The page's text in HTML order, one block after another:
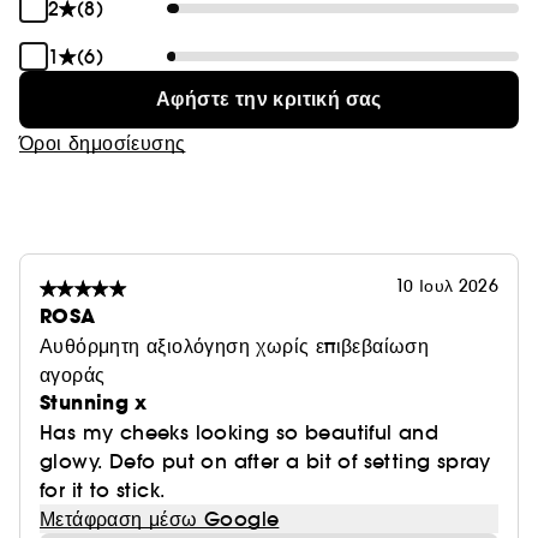
2
(8)
1
(6)
Αφήστε την κριτική σας
Όροι δημοσίευσης
10 Ιουλ 2026
ROSA
Αυθόρμητη αξιολόγηση χωρίς επιβεβαίωση
αγοράς
Stunning x
Has my cheeks looking so beautiful and
glowy. Defo put on after a bit of setting spray
for it to stick.
Μετάφραση μέσω Google